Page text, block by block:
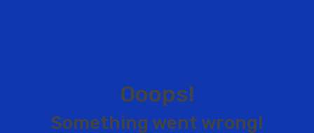
Ooops!
Something went wrong!